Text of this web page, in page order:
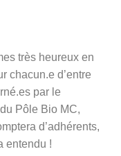
très heureux en
chacun.e d’entre
par le
Pôle Bio MC,
d’adhérents,
entendu !